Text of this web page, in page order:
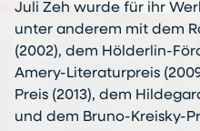
Juli Zeh wurde für ihr
unter anderem mit dem
(2002), dem Hölderlin-
Amery-Literaturpreis
Preis (2013), dem
und dem Bruno-Kreisky-